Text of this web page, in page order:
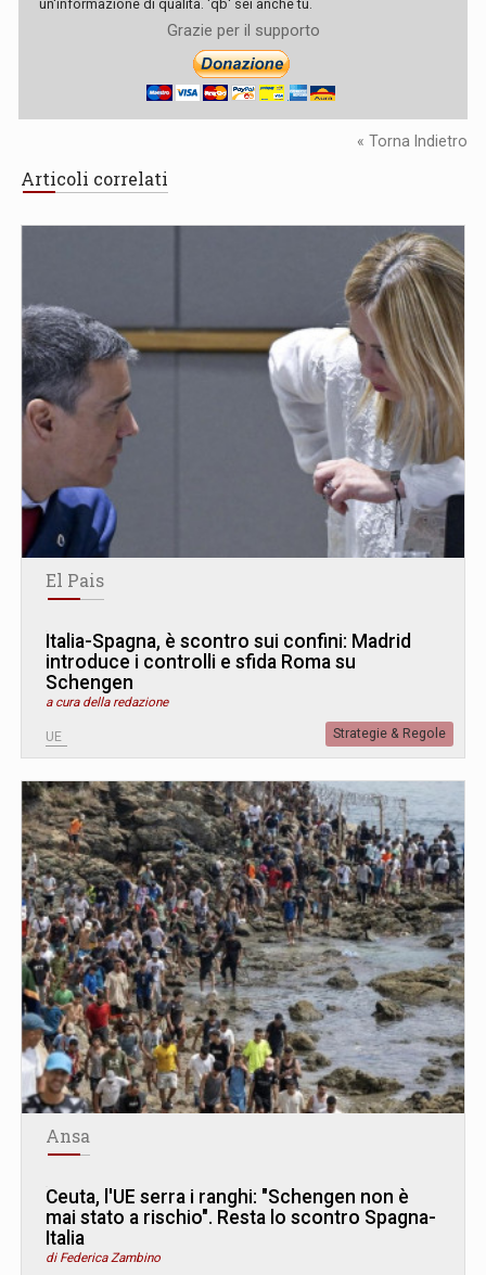
un'informazione di qualità. 'qb' sei anche tu.
Grazie per il supporto
« Torna Indietro
Articoli correlati
El Pais
Italia-Spagna, è scontro sui confini: Madrid
introduce i controlli e sfida Roma su
Schengen
a cura della redazione
UE Strategie & Regole
Ansa
Ceuta, l'UE serra i ranghi: "Schengen non è
mai stato a rischio". Resta lo scontro Spagna-
Italia
di Federica Zambino